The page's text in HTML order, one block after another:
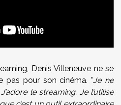
Denis Villeneuve ne se
pas pour son cinéma. "Je ne
le streaming. Je l’utilise